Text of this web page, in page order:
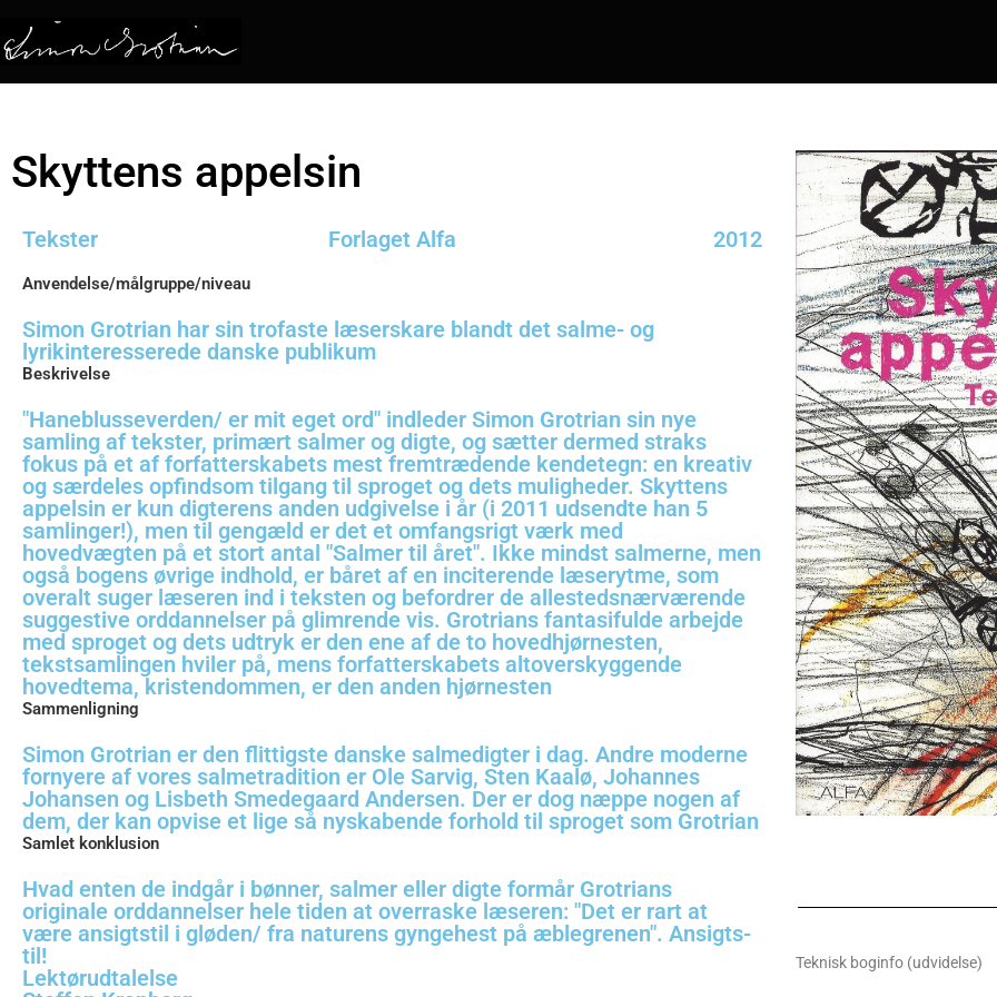
Skyttens appelsin
Tekster Forlaget Alfa 2012
Anvendelse/målgruppe/niveau
Simon Grotrian har sin trofaste læserskare blandt det salme- og
lyrikinteresserede danske publikum
Beskrivelse
"Haneblusseverden/ er mit eget ord" indleder Simon Grotrian sin nye
samling af tekster, primært salmer og digte, og sætter dermed straks
fokus på et af forfatterskabets mest fremtrædende kendetegn: en kreativ
og særdeles opfindsom tilgang til sproget og dets muligheder. Skyttens
appelsin er kun digterens anden udgivelse i år (i 2011 udsendte han 5
samlinger!), men til gengæld er det et omfangsrigt værk med
hovedvægten på et stort antal "Salmer til året". Ikke mindst salmerne, men
også bogens øvrige indhold, er båret af en inciterende læserytme, som
overalt suger læseren ind i teksten og befordrer de allestedsnærværende
suggestive orddannelser på glimrende vis. Grotrians fantasifulde arbejde
med sproget og dets udtryk er den ene af de to hovedhjørnesten,
tekstsamlingen hviler på, mens forfatterskabets altoverskyggende
hovedtema, kristendommen, er den anden hjørnesten
Sammenligning
Simon Grotrian er den flittigste danske salmedigter i dag. Andre moderne
fornyere af vores salmetradition er Ole Sarvig, Sten Kaalø, Johannes
Johansen og Lisbeth Smedegaard Andersen. Der er dog næppe nogen af
dem, der kan opvise et lige så nyskabende forhold til sproget som Grotrian
Samlet konklusion
Hvad enten de indgår i bønner, salmer eller digte formår Grotrians
originale orddannelser hele tiden at overraske læseren: "Det er rart at
være ansigtstil i gløden/ fra naturens gyngehest på æblegrenen". Ansigts-
til!
Lektørudtalelse
Teknisk boginfo (udvidelse)